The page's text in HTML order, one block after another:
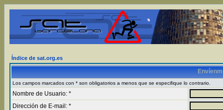
Índice de sat.org.es
Los campos marcados con * son obligatorios a menos que se especifique lo contrario.
Nombre de Usuario: *
Dirección de E-mail: *